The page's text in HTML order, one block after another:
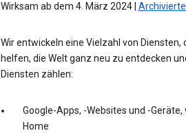
Wirksam ab dem 4. März 2024 |
Wir entwickeln eine Vielzahl von
helfen, die Welt ganz neu zu entdecken
Diensten zählen:
Google-Apps, -Websites und -
Home